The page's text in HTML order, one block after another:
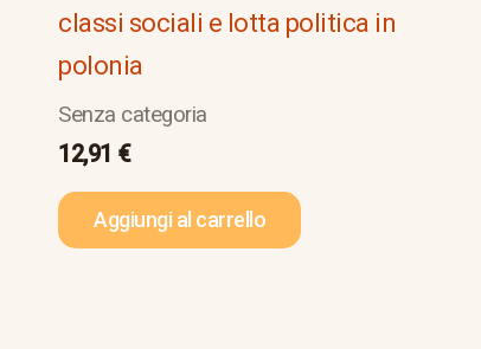
classi sociali e lotta politica in
polonia
Senza categoria
12,91 €
Aggiungi al carrello